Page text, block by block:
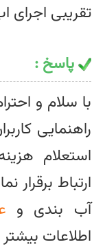
تقریبی اجرای
پاسخ :
با سلام و
راهنمایی
استعلام
ارتباط برقرار
آب بندی و
اطلاعات بیشتر